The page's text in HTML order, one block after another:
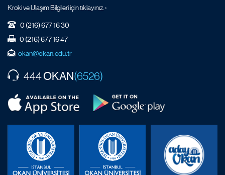
Kroki ve Ulaşım Bilgileri için tıklayınız. ›
0 (216) 677 16 30
0 (216) 677 16 47
okan@okan.edu.tr
444OKAN(6526)